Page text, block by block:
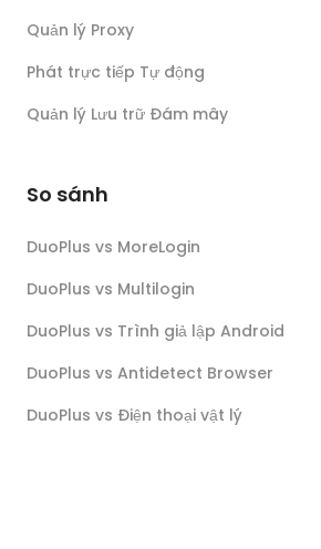
Quản lý Proxy
Phát trực tiếp Tự động
Quản lý Lưu trữ Đám mây
So sánh
DuoPlus vs MoreLogin
DuoPlus vs Multilogin
DuoPlus vs Trình giả lập Android
DuoPlus vs Antidetect Browser
DuoPlus vs Điện thoại vật lý